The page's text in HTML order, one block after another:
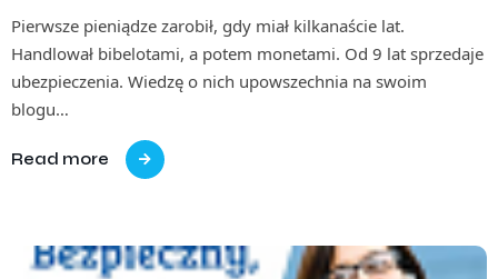
Pierwsze pieniądze zarobił, gdy miał kilkanaście lat.
Handlował bibelotami, a potem monetami. Od 9 lat sprzedaje
ubezpieczenia. Wiedzę o nich upowszechnia na swoim
blogu…
Read more